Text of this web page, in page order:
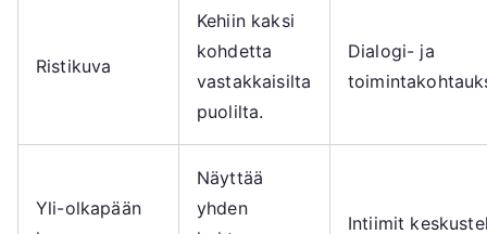
Ristikuva
Kehiin kaksi
kohdetta
vastakkaisilta
puolilta.
Dialogi- ja
Yli-olkapään
Näyttää
yhden
Intiimit